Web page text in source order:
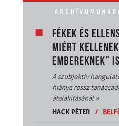
FÉKEK ÉS
MIÉRT
EMBEREKNEK”
A szubjektív
hiánya rossz
átalakításánál»
HACK PÉTER
/